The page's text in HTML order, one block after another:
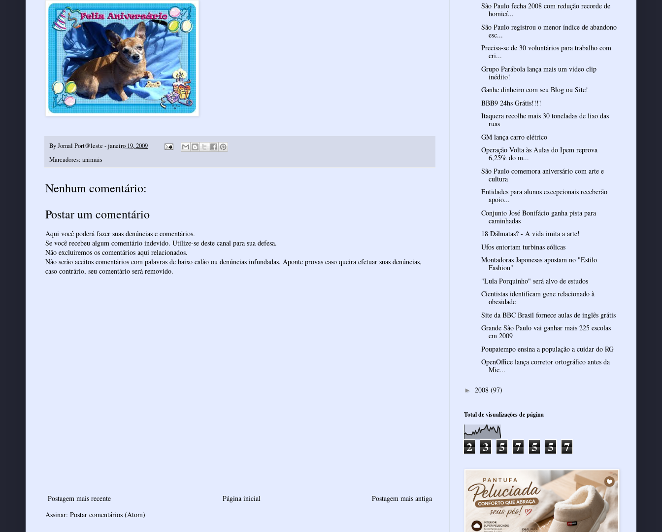
ByJornal Port@leste -janeiro 19, 2009
Marcadores: animais
Nenhum comentário:
Postar um comentário
Aqui você poderá fazer suas denúncias e comentários.
Se você recebeu algum comentário indevido. Utilize-se deste canal para sua defesa.
Não excluiremos os comentários aqui relacionados.
Não serão aceitos comentários com palavras de baixo calão ou denúncias infundadas. Aponte provas caso queira efetuar suas denúncias,
caso contrário, seu comentário será removido.
Postagem mais recente Postagem mais antiga
Página inicial
Assinar: Postar comentários (Atom)
São Paulo fecha 2008 com redução recorde de
homicí...
São Paulo registrou o menor índice de abandono
esc...
Precisa-se de 30 voluntários para trabalho com
cri...
Grupo Parábola lança mais um vídeo clip
inédito!
Ganhe dinheiro com seu Blog ou Site!
BBB9 24hs Grátis!!!!
Itaquera recolhe mais 30 toneladas de lixo das
ruas
GM lança carro elétrico
Operação Volta às Aulas do Ipem reprova
6,25% do m...
São Paulo comemora aniversário com arte e
cultura
Entidades para alunos excepcionais receberão
apoio...
Conjunto José Bonifácio ganha pista para
caminhadas
18 Dálmatas? - A vida imita a arte!
Ufos entortam turbinas eólicas
Montadoras Japonesas apostam no "Estilo
Fashion"
"Lula Porquinho" será alvo de estudos
Cientistas identificam gene relacionado à
obesidade
Site da BBC Brasil fornece aulas de inglês grátis
Grande São Paulo vai ganhar mais 225 escolas
em 2009
Poupatempo ensina a população a cuidar do RG
OpenOffice lança corretor ortográfico antes da
Mic...
► 2008 (97)
Total de visualizações de página
2 3 5 7 5 5 7